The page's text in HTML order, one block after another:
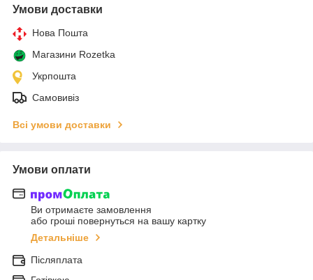
Умови доставки
Нова Пошта
Магазини Rozetka
Укрпошта
Самовивіз
Всі умови доставки
Умови оплати
Ви отримаєте замовлення
або гроші повернуться на вашу картку
Детальніше
Післяплата